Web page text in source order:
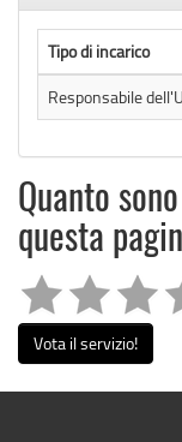
Tipo di incarico
Responsabile
Quanto
questa
Vota il servizio!